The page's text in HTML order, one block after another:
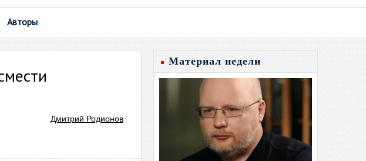
Авторы
Дмитрий Родионов
Материал недели